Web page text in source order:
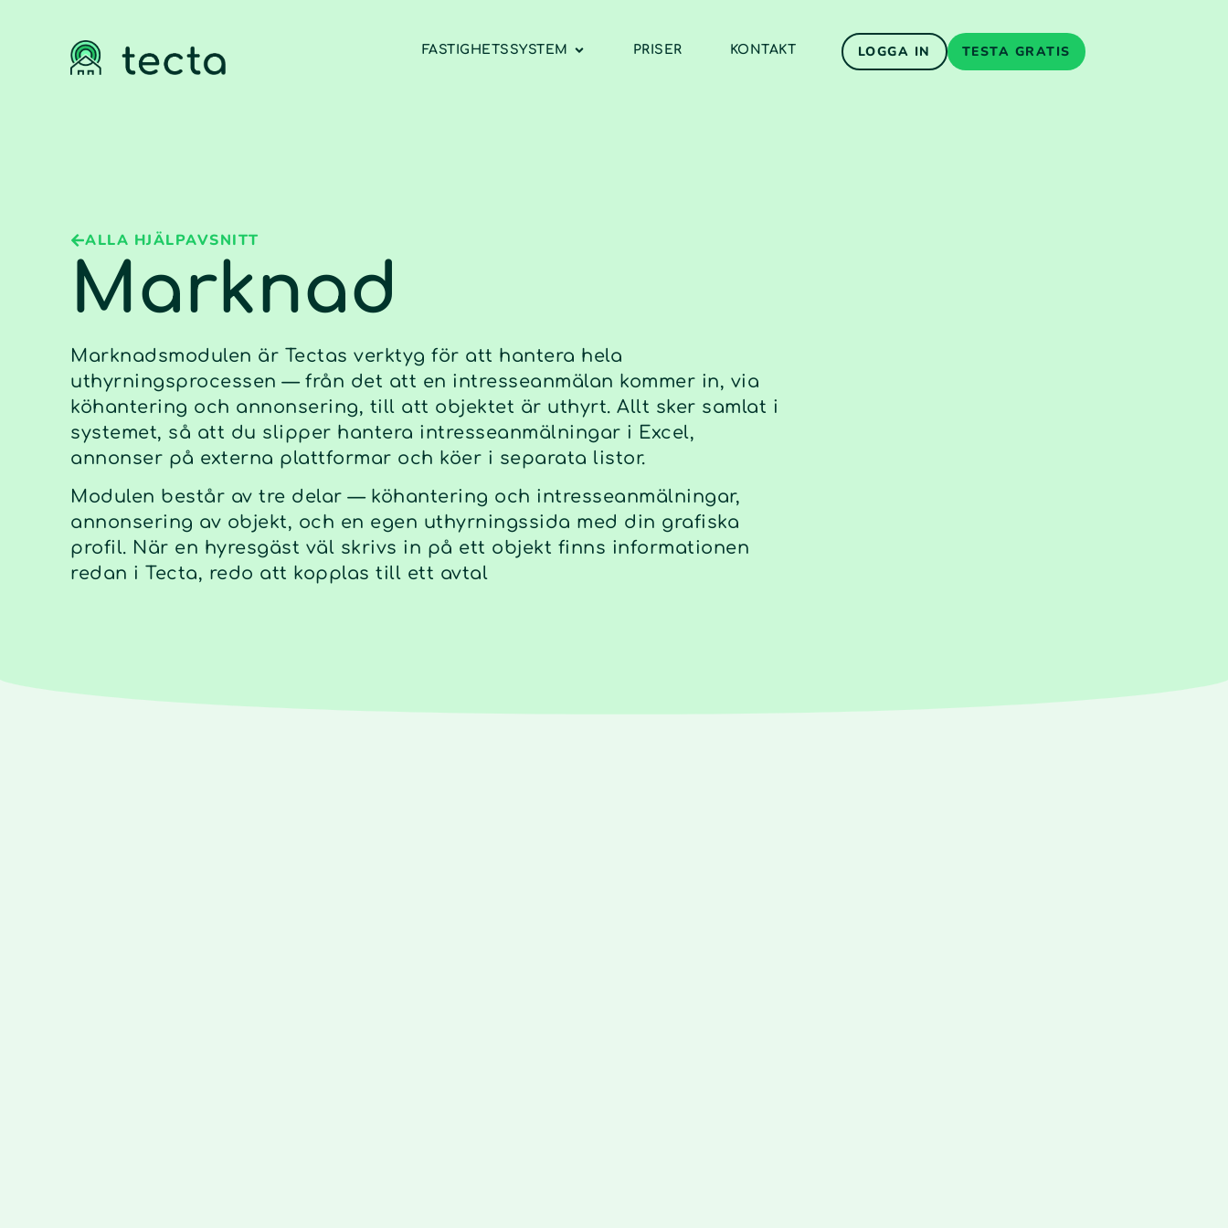
FASTIGHETSSYSTEM PRISER KONTAKT LOGGA IN TESTA GRATIS
ALLA HJÄLPAVSNITT
Marknad
Marknadsmodulen är Tectas verktyg för att hantera hela
uthyrningsprocessen — från det att en intresseanmälan kommer in, via
köhantering och annonsering, till att objektet är uthyrt. Allt sker samlat i
systemet, så att du slipper hantera intresseanmälningar i Excel,
annonser på externa plattformar och köer i separata listor.
Modulen består av tre delar — köhantering och intresseanmälningar,
annonsering av objekt, och en egen uthyrningssida med din grafiska
profil. När en hyresgäst väl skrivs in på ett objekt finns informationen
redan i Tecta, redo att kopplas till ett avtal